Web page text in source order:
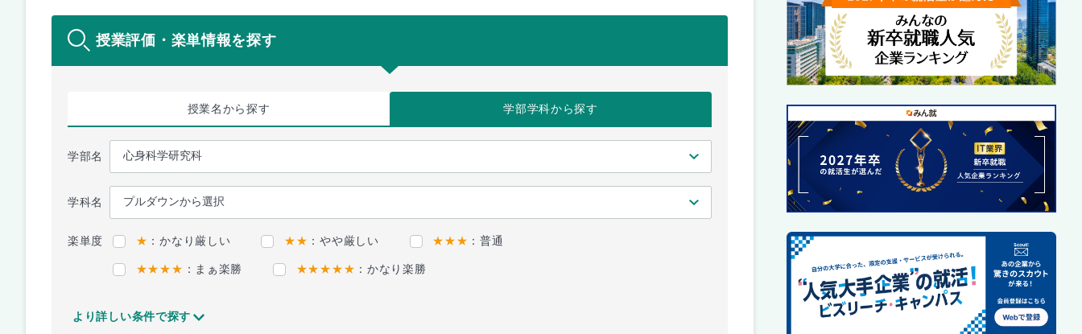
授業評価・楽単情報を探す
授業名から探す 学部学科から探す
学部名
学科名
楽単度 ★ ：かなり厳しい ★★ ：やや厳しい ★★★ ：普通
★★★★ ：まぁ楽勝 ★★★★★ ：かなり楽勝
より詳しい条件で探す